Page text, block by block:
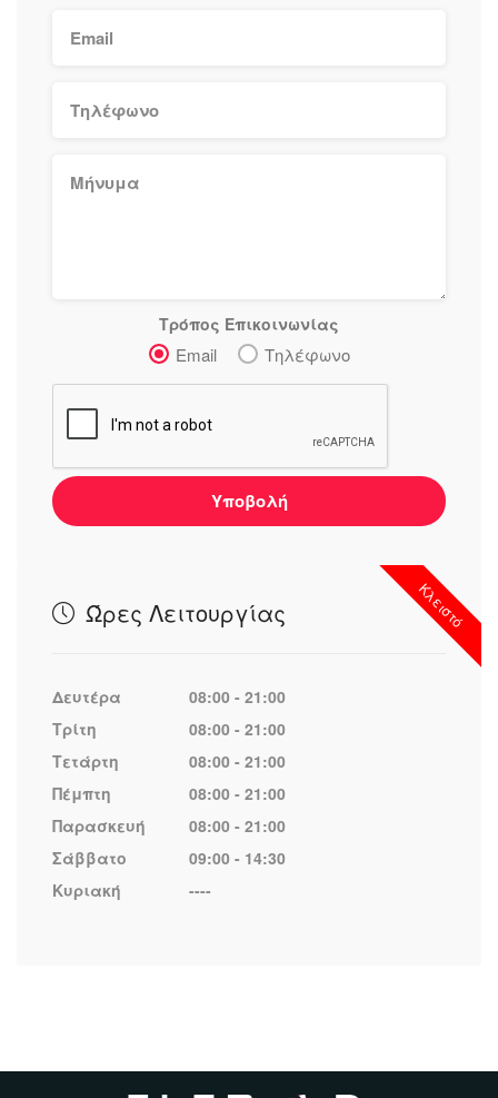
Τρόπος Επικοινωνίας
Email Τηλέφωνο
Υποβολή
Κλειστό
Ώρες Λειτουργίας
Δευτέρα
08:00 - 21:00
Τρίτη
08:00 - 21:00
Τετάρτη
08:00 - 21:00
Πέμπτη
08:00 - 21:00
Παρασκευή
08:00 - 21:00
Σάββατο
09:00 - 14:30
Κυριακή
----